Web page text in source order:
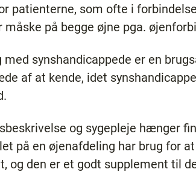
patienterne, som ofte i
måske på begge øjne pga.
med synshandicappede er en
af at kende, idet
og sygepleje hænger
på en øjenafdeling har brug for
og den er et godt supplement til